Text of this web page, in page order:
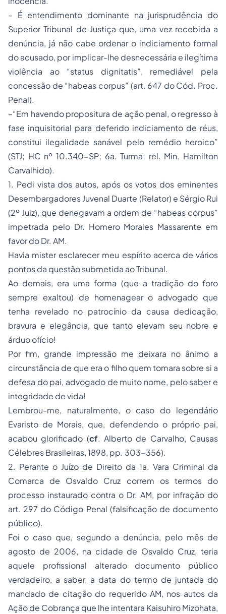
– É entendimento dominante na jurisprudência do
Superior Tribunal de Justiça que, uma vez recebida a
denúncia, já não cabe ordenar o indiciamento formal
do acusado, por implicar-lhe desnecessária e ilegítima
violência ao “status dignitatis”, remediável pela
concessão de “habeas corpus” (art. 647 do Cód. Proc.
Penal).
–“Em havendo propositura de ação penal, o regresso à
fase inquisitorial para deferido indiciamento de réus,
constitui ilegalidade sanável pelo remédio heroico”
(STJ; HC nº 10.340-SP; 6a. Turma; rel. Min. Hamilton
Carvalhido).
1. Pedi vista dos autos, após os votos dos eminentes
Desembargadores Juvenal Duarte (Relator) e Sérgio Rui
(2º Juiz), que denegavam a ordem de “habeas corpus”
impetrada pelo Dr. Homero Morales Massarente em
favor do Dr. AM.
Havia mister esclarecer meu espírito acerca de vários
pontos da questão submetida ao Tribunal.
Ao demais, era uma forma (que a tradição do foro
sempre exaltou) de homenagear o advogado que
tenha revelado no patrocínio da causa dedicação,
bravura e elegância, que tanto elevam seu nobre e
árduo ofício!
Por fim, grande impressão me deixara no ânimo a
circunstância de que era o filho quem tomara sobre si a
defesa do pai, advogado de muito nome, pelo saber e
integridade de vida!
Lembrou-me, naturalmente, o caso do legendário
Evaristo de Morais, que, defendendo o próprio pai,
acabou glorificado (cf. Alberto de Carvalho, Causas
CélebresBrasileiras, 1898, pp. 303-356).
2. Perante o Juízo de Direito da 1a. Vara Criminal da
Comarca de Osvaldo Cruz correm os termos do
processo instaurado contra o Dr. AM, por infração do
art. 297 do Código Penal (falsificação de documento
público).
Foi o caso que, segundo a denúncia, pelo mês de
agosto de 2006, na cidade de Osvaldo Cruz, teria
aquele profissional alterado documento público
verdadeiro, a saber, a data do termo de juntada do
mandado de citação do requerido AM, nos autos da
Ação de Cobrança que lhe intentara Kaisuhiro Mizohata,